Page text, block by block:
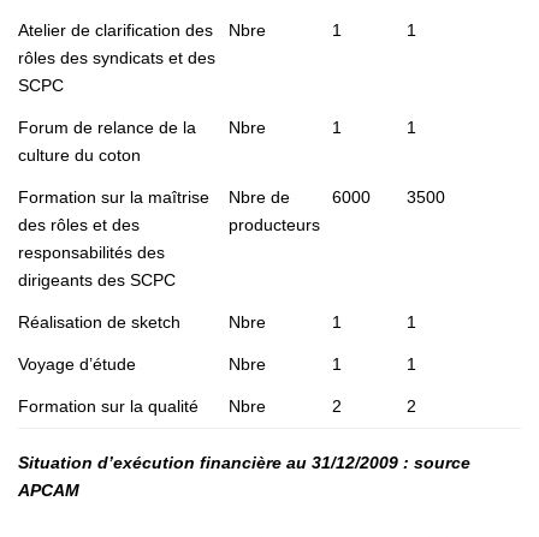
Atelier de clarification des
rôles des syndicats et des
SCPC
Nbre 1 1
Forum de relance de la
culture du coton
Nbre 1 1
Formation sur la maîtrise
des rôles et des
responsabilités des
dirigeants des SCPC
Nbre de
producteurs
6000 3500
Réalisation de sketch Nbre 1 1
Voyage d’étude Nbre 1 1
Formation sur la qualité Nbre 2 2
Situation d’exécution financière au 31/12/2009 : source
APCAM